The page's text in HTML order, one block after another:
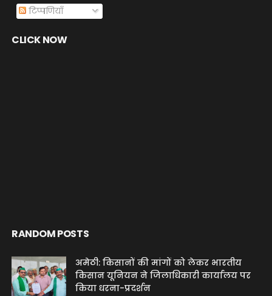
टिप्पणियाँ
CLICK NOW
RANDOM POSTS
अमेठी: किसानों की मांगों को लेकर भारतीय
किसान यूनियन ने जिलाधिकारी कार्यालय पर
किया धरना-प्रदर्शन